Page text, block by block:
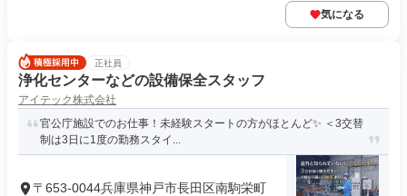
気になる
正社員
浄化センターなどの設備保全スタッフ
アイテック株式会社
官公庁施設でのお仕事！未経験スタートの方がほとんど✨️ ＜3交替
制は3日に1度の勤務スタイ...
〒653-0044兵庫県神戸市長田区南駒栄町